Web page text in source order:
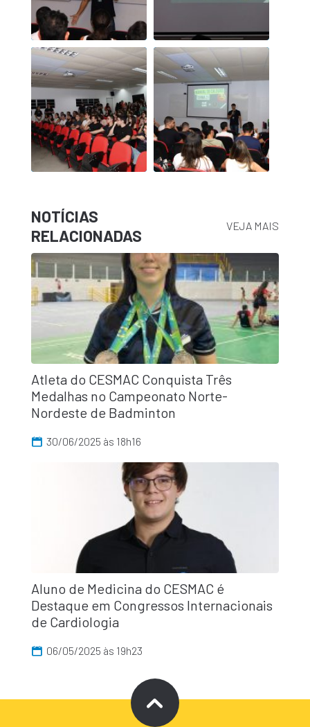
NOTÍCIAS
RELACIONADAS
VEJA MAIS
Atleta do CESMAC Conquista Três
Medalhas no Campeonato Norte-
Nordeste de Badminton
30/06/2025 às 18h16
Aluno de Medicina do CESMAC é
Destaque em Congressos Internacionais
de Cardiologia
06/05/2025 às 19h23